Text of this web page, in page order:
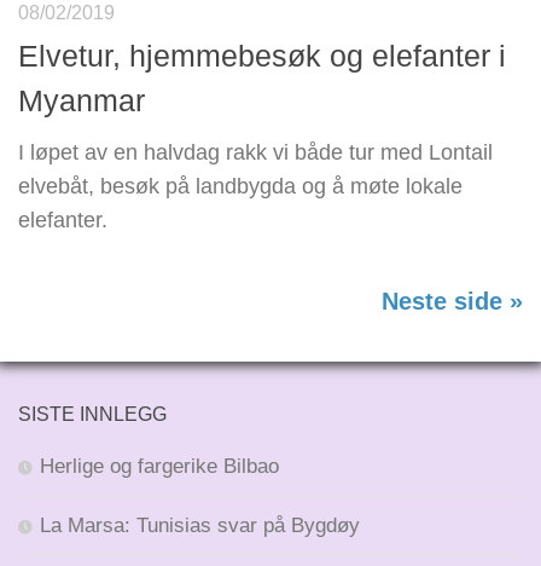
08/02/2019
Elvetur, hjemmebesøk og elefanter i
Myanmar
I løpet av en halvdag rakk vi både tur med Lontail
elvebåt, besøk på landbygda og å møte lokale
elefanter.
Neste side »
SISTE INNLEGG
Herlige og fargerike Bilbao
La Marsa: Tunisias svar på Bygdøy